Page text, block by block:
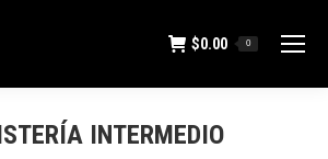
$0.00 0
INTERMEDIO